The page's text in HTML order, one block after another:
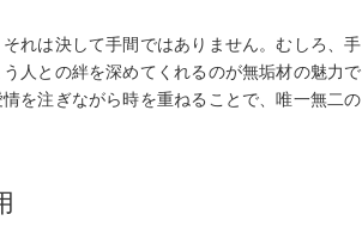
れは決して手間ではありません。むしろ、手
人との絆を深めてくれるのが無垢材の魅力で
を注ぎながら時を重ねることで、唯一無二の